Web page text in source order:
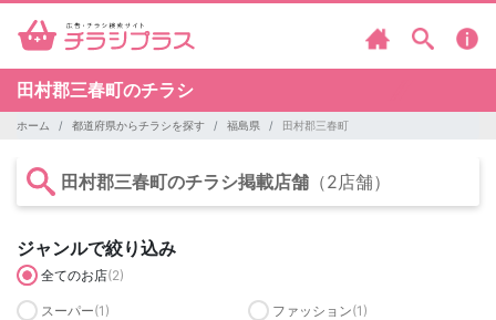
田村郡三春町のチラシ
ホーム 都道府県からチラシを探す 福島県 田村郡三春町
田村郡三春町のチラシ掲載店舗 （2店舗）
ジャンルで絞り込み
全てのお店(2)
スーパー(1) ファッション(1)